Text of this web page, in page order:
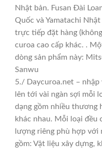
Nhật bản. Fusan Đài
Quốc và Yamatachi
trực tiếp đặt hàng
curoa cao cấp khác. .
dòng sản phẩm này:
Sanwu
5./ Daycuroa.net –
lên tới vài ngàn sợi mỗi
dạng gồm nhiều thương
khác nhau. Mỗi loại đều
lượng riêng phù hợp với
gồm: Vật liệu xây dựng,